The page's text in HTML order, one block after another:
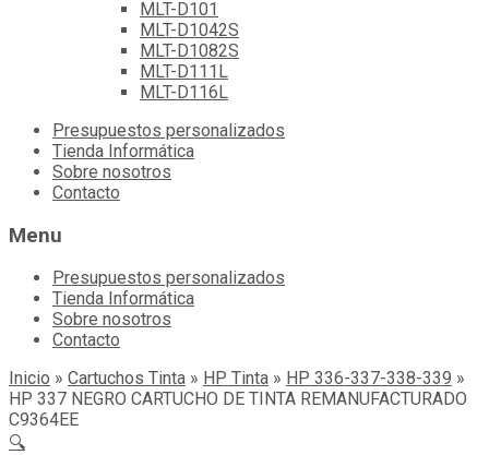
MLT-D101
MLT-D1042S
MLT-D1082S
MLT-D111L
MLT-D116L
Skip
content
Presupuestos personalizados
Tienda Informática
Sobre nosotros
Contacto
Menu
Presupuestos personalizados
Tienda Informática
Sobre nosotros
Contacto
Inicio » Cartuchos Tinta » HP Tinta » HP 336-337-338-339 »
HP 337 NEGRO CARTUCHO DE TINTA REMANUFACTURADO
C9364EE
🔍